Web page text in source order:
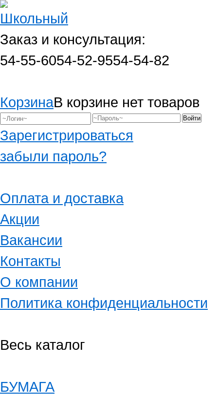
Заказ и консультация:
54-55-6054-52-9554-54-82
КорзинаВ корзине нет товаров
Зарегистрироваться
забыли пароль?
Оплата и доставка
Акции
Вакансии
Контакты
О компании
Политика конфиденциальности
Весь каталог
БУМАГА